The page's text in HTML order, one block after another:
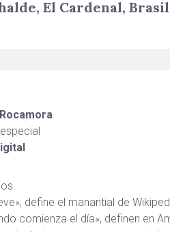
El Cardenal,
define el manantial de
comienza el día», definen en